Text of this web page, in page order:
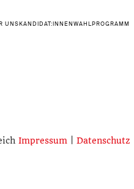
UNS KANDIDAT:INNENWAHLPROGRAMM
Impressum |Datenschutz